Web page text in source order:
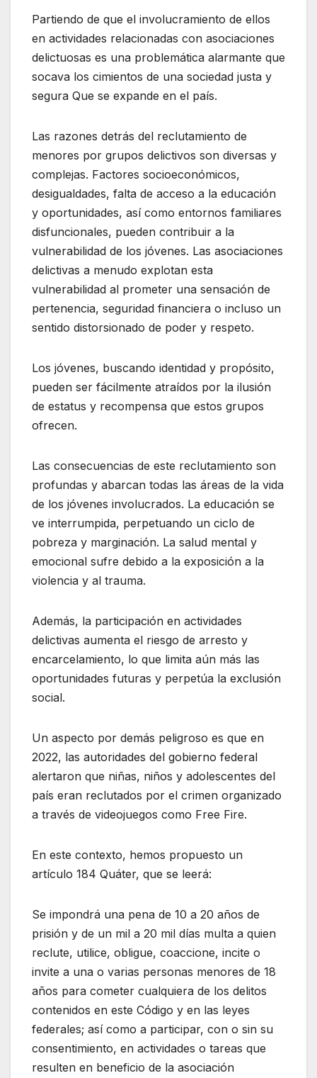
Partiendo de que el involucramiento de ellos
en actividades relacionadas con asociaciones
delictuosas es una problemática alarmante que
socava los cimientos de una sociedad justa y
segura Que se expande en el país.
Las razones detrás del reclutamiento de
menores por grupos delictivos son diversas y
complejas. Factores socioeconómicos,
desigualdades, falta de acceso a la educación
y oportunidades, así como entornos familiares
disfuncionales, pueden contribuir a la
vulnerabilidad de los jóvenes. Las asociaciones
delictivas a menudo explotan esta
vulnerabilidad al prometer una sensación de
pertenencia, seguridad financiera o incluso un
sentido distorsionado de poder y respeto.
Los jóvenes, buscando identidad y propósito,
pueden ser fácilmente atraídos por la ilusión
de estatus y recompensa que estos grupos
ofrecen.
Las consecuencias de este reclutamiento son
profundas y abarcan todas las áreas de la vida
de los jóvenes involucrados. La educación se
ve interrumpida, perpetuando un ciclo de
pobreza y marginación. La salud mental y
emocional sufre debido a la exposición a la
violencia y al trauma.
Además, la participación en actividades
delictivas aumenta el riesgo de arresto y
encarcelamiento, lo que limita aún más las
oportunidades futuras y perpetúa la exclusión
social.
Un aspecto por demás peligroso es que en
2022, las autoridades del gobierno federal
alertaron que niñas, niños y adolescentes del
país eran reclutados por el crimen organizado
a través de videojuegos como Free Fire.
En este contexto, hemos propuesto un
artículo 184 Quáter, que se leerá:
Se impondrá una pena de 10 a 20 años de
prisión y de un mil a 20 mil días multa a quien
reclute, utilice, obligue, coaccione, incite o
invite a una o varias personas menores de 18
años para cometer cualquiera de los delitos
contenidos en este Código y en las leyes
federales; así como a participar, con o sin su
consentimiento, en actividades o tareas que
resulten en beneficio de la asociación